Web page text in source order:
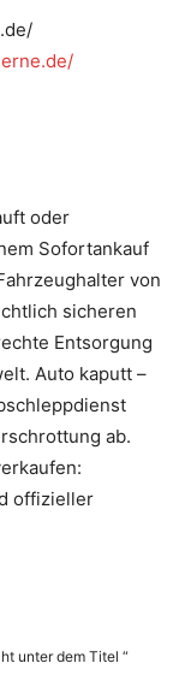
oder
Sofortankauf
von
sicheren
Entsorgung
Auto kaputt –
ab.
offizieller
unter dem Titel “